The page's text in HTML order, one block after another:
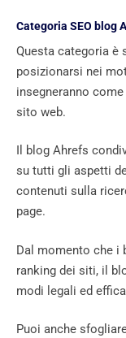
Categoria SEO blog
Questa categoria è
posizionarsi nei
insegneranno
sito web.
Il blog Ahrefs
su tutti gli aspetti
contenuti sulla
page.
Dal momento che i
ranking dei siti, il
modi legali ed
Puoi anche